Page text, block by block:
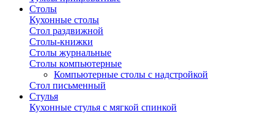
Столы
Кухонные столы
Стол раздвижной
Столы-книжки
Столы журнальные
Столы компьютерные
Компьютерные столы с надстройкой
Стол письменный
Стулья
Кухонные стулья с мягкой спинкой